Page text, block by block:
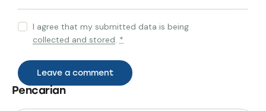
I agree that my submitted data is being
collected and stored *
Pencarian